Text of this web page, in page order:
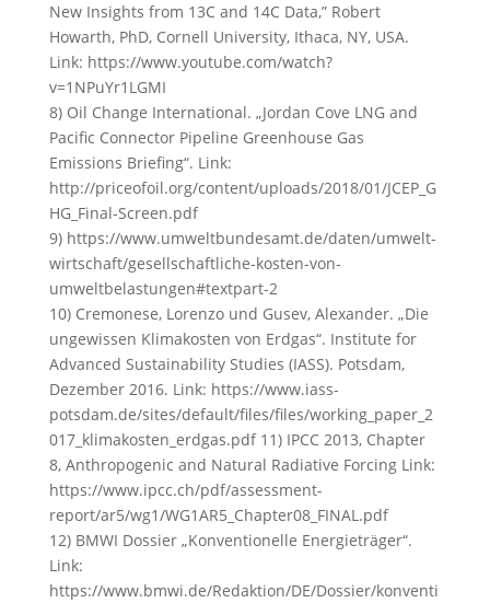
New Insights from 13C and 14C Data,” Robert
Howarth, PhD, Cornell University, Ithaca, NY, USA.
Link: https://www.youtube.com/watch?
v=1NPuYr1LGMI
8) Oil Change International. „Jordan Cove LNG and
Pacific Connector Pipeline Greenhouse Gas
Emissions Briefing“. Link:
http://priceofoil.org/content/uploads/2018/01/JCEP_G
HG_Final-Screen.pdf
9) https://www.umweltbundesamt.de/daten/umwelt-
wirtschaft/gesellschaftliche-kosten-von-
umweltbelastungen#textpart-2
10) Cremonese, Lorenzo und Gusev, Alexander. „Die
ungewissen Klimakosten von Erdgas“. Institute for
Advanced Sustainability Studies (IASS). Potsdam,
Dezember 2016. Link: https://www.iass-
potsdam.de/sites/default/files/files/working_paper_2
017_klimakosten_erdgas.pdf 11) IPCC 2013, Chapter
8, Anthropogenic and Natural Radiative Forcing Link:
https://www.ipcc.ch/pdf/assessment-
report/ar5/wg1/WG1AR5_Chapter08_FINAL.pdf
12) BMWI Dossier „Konventionelle Energieträger“.
Link:
https://www.bmwi.de/Redaktion/DE/Dossier/konventi